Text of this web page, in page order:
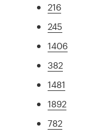
216
245
1406
382
1481
1892
782